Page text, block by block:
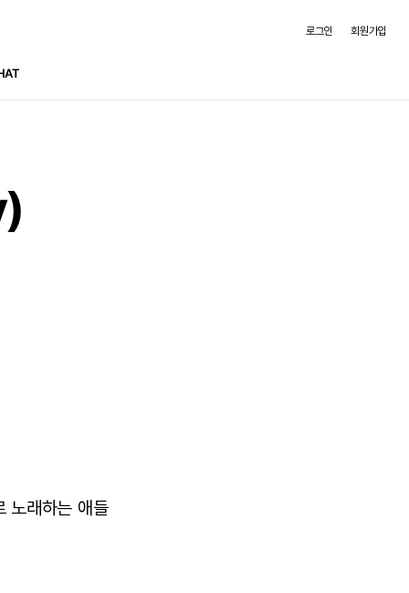
로그인 회원가입
노래하는 애들